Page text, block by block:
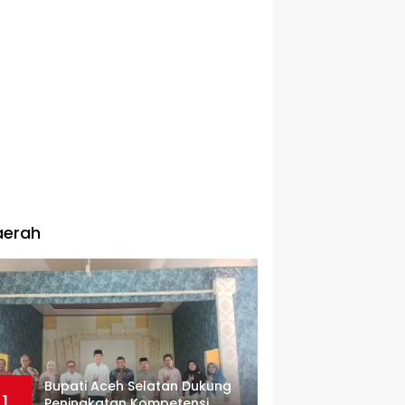
Bupati Aceh Selatan Dukung